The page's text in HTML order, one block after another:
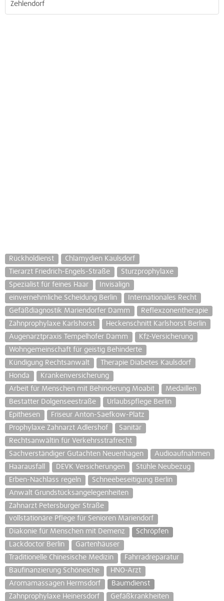
Zehlendorf
Rückholdienst
Chlamydien Kaulsdorf
Tierarzt Friedrich-Engels-Straße
Sturzprophylaxe
Spezialist für feines Haar
Invisalign
einvernehmliche Scheidung Berlin
Internationales Recht
Gefäßdiagnostik Mariendorfer Damm
Reflexzonentherapie
Zahnprophylaxe Karlshorst
Heckenschnitt Karlshorst Berlin
Augenarztpraxis Tempelhofer Damm
Kfz-Versicherung
Wohngemeinschaft für geistig Behinderte
Kündigung Rechtsanwalt
Therapie Diabetes Kaulsdorf
Honda
Krankenversicherung
Arbeit für Menschen mit Behinderung Moabit
Medaillen
Bestatter Dolgenseestraße
Urlaubspflege Berlin
Epithesen
Friseur Anton-Saefkow-Platz
Prophylaxe Zahnarzt Adlershof
Sanitär
Rechtsanwältin für Verkehrsstrafrecht
Sachverständiger Gutachten Neuenhagen
Audioaufnahmen
Haarausfall
DEVK Versicherungen
Stühle Neubezug
Erben-Nachlass regeln
Schneebeseitigung Berlin
Anwalt Grundstücksangelegenheiten
Zahnarzt Petersburger Straße
vollstationäre Pflege für Senioren Mariendorf
Diakonie für Menschen mit Demenz
Schröpfen
Lackdoctor Berlin
Gartenhäuser
Traditionelle Chinesische Medizin
Fahrradreparatur
Baufinanzierung Schöneiche
HNO-Arzt
Aromamassagen Hermsdorf
Baumdienst
Zahnprophylaxe Heinersdorf
Gefäßkrankheiten